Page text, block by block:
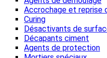
Accrochage et reprise
Curing
Désactivants de
Décapants ciment
Agents de protection